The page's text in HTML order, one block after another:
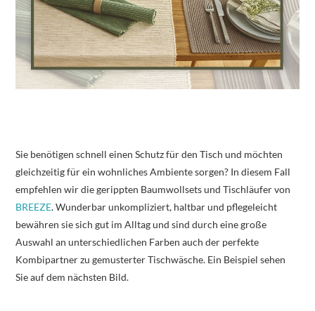
Sie benötigen schnell einen Schutz für den Tisch und möchten
gleichzeitig für ein wohnliches Ambiente sorgen? In diesem Fall
empfehlen wir die gerippten Baumwollsets und Tischläufer von
BREEZE. Wunderbar unkompliziert, haltbar und pflegeleicht
bewähren sie sich gut im Alltag und sind durch eine große
Auswahl an unterschiedlichen Farben auch der perfekte
Kombipartner zu gemusterter Tischwäsche. Ein Beispiel sehen
Sie auf dem nächsten Bild.